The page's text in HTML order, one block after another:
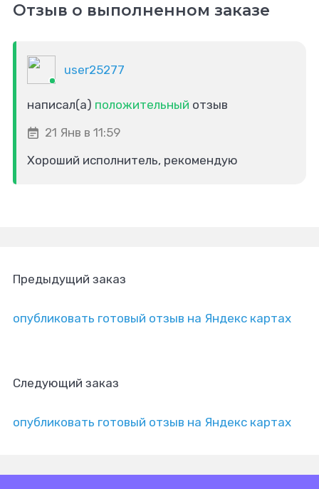
Отзыв о выполненном заказе
user25277
написал(а) положительный отзыв
21 Янв в 11:59
Хороший исполнитель, рекомендую
Предыдущий заказ
опубликовать готовый отзыв на Яндекс картах
Следующий заказ
опубликовать готовый отзыв на Яндекс картах